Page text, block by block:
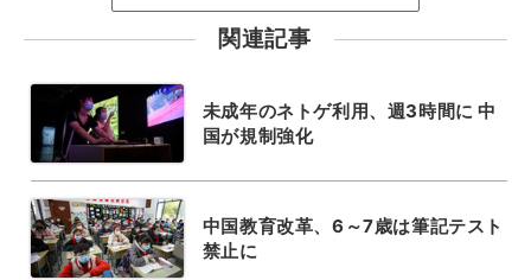
関連記事
未成年のネトゲ利用、週3時間に 中
国が規制強化
中国教育改革、6～7歳は筆記テスト
禁止に